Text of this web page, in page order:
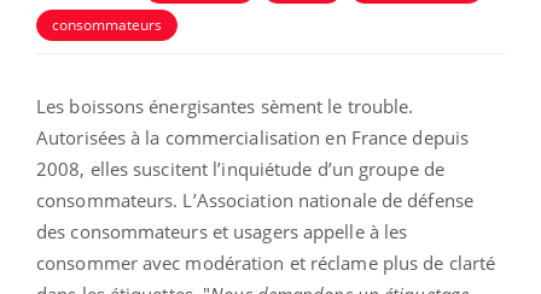
consommateurs
Les boissons énergisantes sèment le trouble.
Autorisées à la commercialisation en France depuis
2008, elles suscitent l’inquiétude d’un groupe de
consommateurs. L’Association nationale de défense
des consommateurs et usagers appelle à les
consommer avec modération et réclame plus de clarté